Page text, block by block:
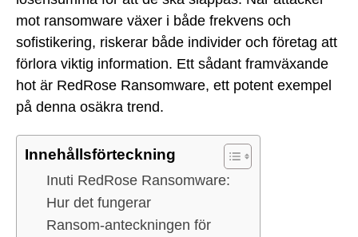
mot ransomware växer i både frekvens och
sofistikering, riskerar både individer och företag att
förlora viktig information. Ett sådant framväxande
hot är RedRose Ransomware, ett potent exempel
på denna osäkra trend.
Innehållsförteckning
Inuti RedRose Ransomware:
Hur det fungerar
Ransom-anteckningen för